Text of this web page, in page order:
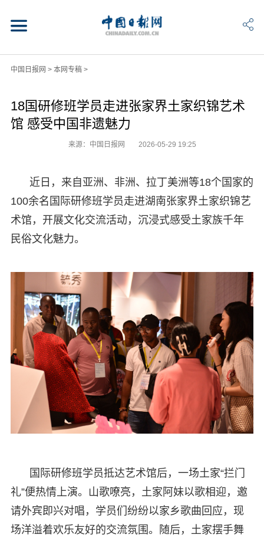
中国日报网 > 本网专稿>
18国研修班学员走进张家界土家织锦艺术
馆 感受中国非遗魅力
来源：中国日报网 2026-05-29 19:25
近日，来自亚洲、非洲、拉丁美洲等18个国家的
100余名国际研修班学员走进湖南张家界土家织锦艺
术馆，开展文化交流活动，沉浸式感受土家族千年
民俗文化魅力。
国际研修班学员抵达艺术馆后，一场土家“拦门
礼”便热情上演。山歌嘹亮，土家阿妹以歌相迎，邀
请外宾即兴对唱，学员们纷纷以家乡歌曲回应，现
场洋溢着欢乐友好的交流氛围。随后，土家摆手舞